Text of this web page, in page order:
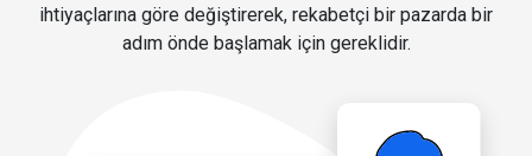
ihtiyaçlarına göre değiştirerek, rekabetçi bir pazarda bir
adım önde başlamak için gereklidir.